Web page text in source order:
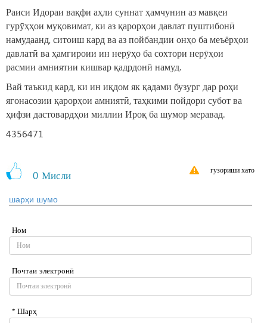
Раиси Идораи вақфи аҳли суннат ҳамчунин аз мавқеи
гурӯҳҳои муқовимат, ки аз қарорҳои давлат пуштибонӣ
намудаанд, ситоиш кард ва аз пойбандии онҳо ба меъёрҳои
давлатӣ ва ҳамгироии ин нерӯҳо ба сохтори нерӯҳои
расмии амниятии кишвар қадрдонӣ намуд.
Вай таъкид кард, ки ин иқдом як қадами бузург дар роҳи
ягонасозии қарорҳои амниятӣ, таҳкими пойдори субот ва
ҳифзи дастовардҳои миллии Ироқ ба шумор меравад.
4356471
0 Мисли гузориши хато
шарҳи шумо
Ном
Почтаи электронӣ
* Шарҳ